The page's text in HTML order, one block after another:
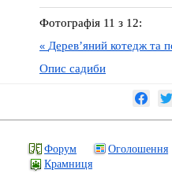
Фотографія 11 з 12:
« Дерев’яний котедж та
Опис садиби
Форум
Оголошення
Крамниця